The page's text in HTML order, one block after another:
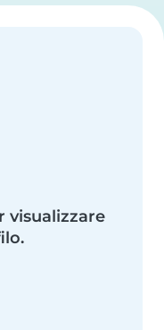
visualizzare